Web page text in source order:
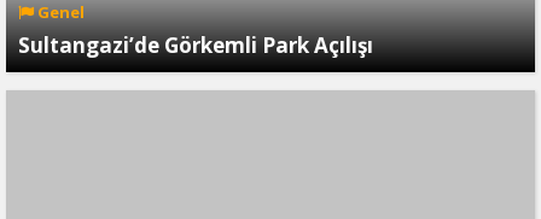
Genel
Sultangazi’de Görkemli Park Açılışı